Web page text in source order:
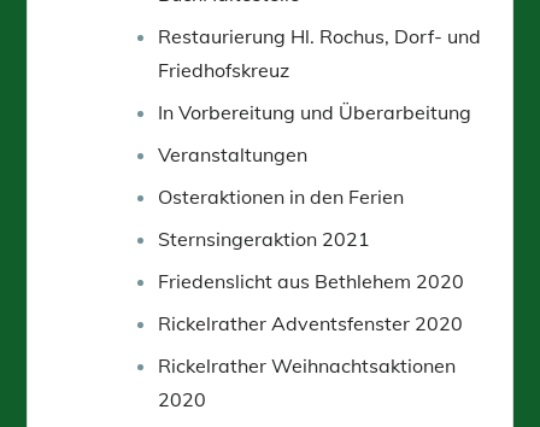
Restaurierung Hl. Rochus, Dorf- und
Friedhofskreuz
In Vorbereitung und Überarbeitung
Veranstaltungen
Osteraktionen in den Ferien
Sternsingeraktion 2021
Friedenslicht aus Bethlehem 2020
Rickelrather Adventsfenster 2020
Rickelrather Weihnachtsaktionen
2020